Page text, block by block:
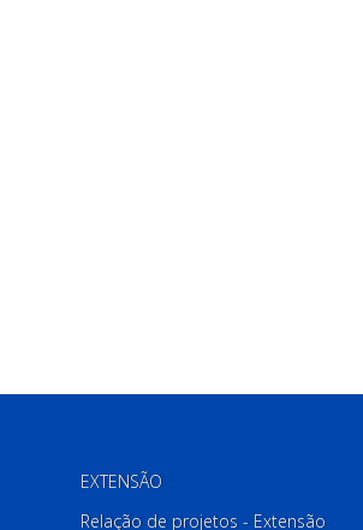
EXTENSÃO
Relação de projetos - Extensão